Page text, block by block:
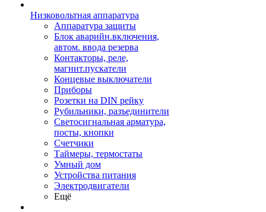
Низковольтная аппаратура
Аппаратура защиты
Блок аварийн.включения,
автом. ввода резерва
Контакторы, реле,
магнит.пускатели
Концевые выключатели
Приборы
Розетки на DIN рейку
Рубильники, разъединители
Светосигнальная арматура,
посты, кнопки
Счетчики
Таймеры, термостаты
Умный дом
Устройства питания
Электродвигатели
Ещё